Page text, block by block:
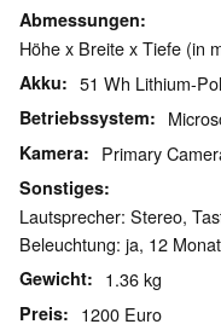
Abmessungen
Höhe x Breite x Tiefe (in
Akku 51 Wh Lithium-
Betriebssystem
Kamera Primary
Sonstiges
Lautsprecher: Stereo,
Beleuchtung: ja, 12
Gewicht 1.36 kg
Preis 1200 Euro